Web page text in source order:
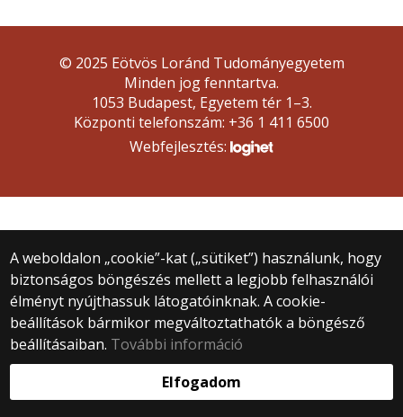
A weboldalon „cookie”-kat („sütiket”) használunk, hogy
biztonságos böngészés mellett a legjobb felhasználói
élményt nyújthassuk látogatóinknak. A cookie-
beállítások bármikor megváltoztathatók a böngésző
beállításaiban. További információ
Elfogadom
© 2025 Eötvös Loránd Tudományegyetem
Minden jog fenntartva.
1053 Budapest, Egyetem tér 1–3.
Központi telefonszám: +36 1 411 6500
Webfejlesztés: